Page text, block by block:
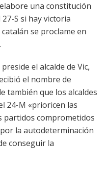
una constitución
S si hay victoria
se proclame en
el alcalde de Vic,
el nombre de
también que los alcaldes
24-M «prioricen las
partidos comprometidos
la autodeterminación
conseguir la